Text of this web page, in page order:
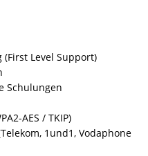
Level Support)
Schulungen
AES / TKIP)
1und1, Vodaphone